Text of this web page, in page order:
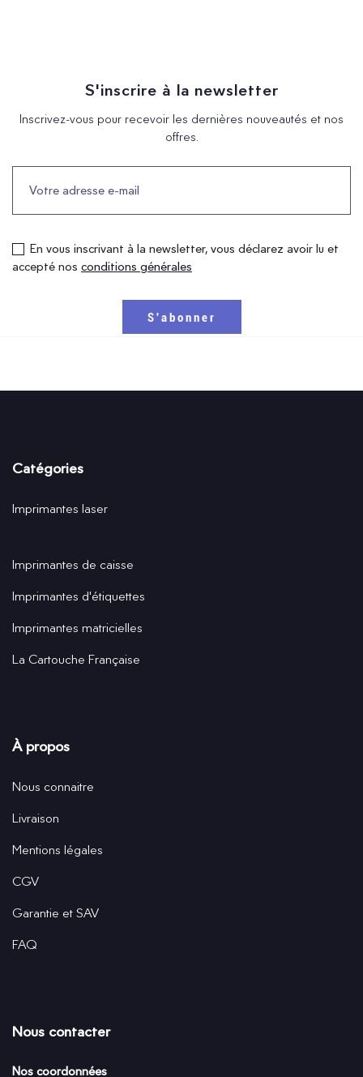
S'inscrire à la newsletter
Inscrivez-vous pour recevoir les dernières nouveautés et nos
offres.
En vous inscrivant à la newsletter, vous déclarez avoir lu et
accepté nos conditions générales
Catégories
Imprimantes laser
Imprimantes de caisse
Imprimantes d'étiquettes
Imprimantes matricielles
La Cartouche Française
À propos
Nous connaitre
Livraison
Mentions légales
CGV
Garantie et SAV
FAQ
Nous contacter
Nos coordonnées